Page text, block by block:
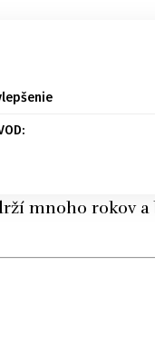
mnoho rokov a